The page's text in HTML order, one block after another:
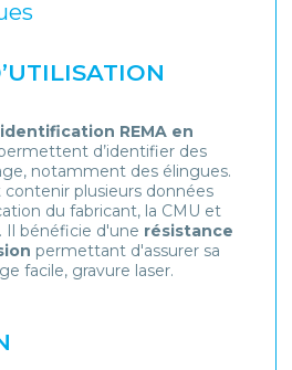
REMA en
d’identifier des
notamment des élingues.
plusieurs données
du fabricant, la CMU et
Il bénéficie d'une résistance
permettant d'assurer sa
facile, gravure laser.